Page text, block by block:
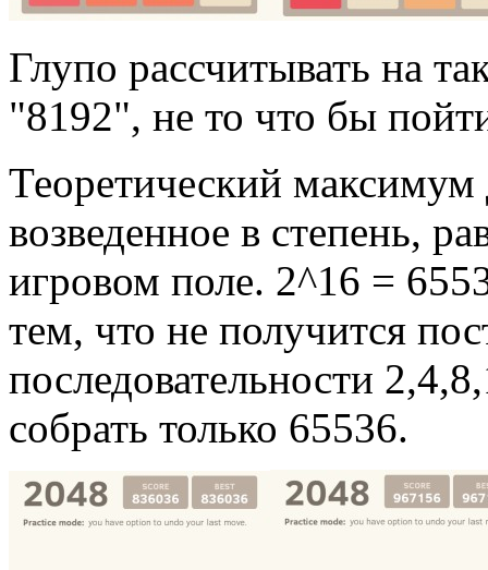
Глупо рассчитывать на
"8192", не то что бы
Теоретический максимум
возведенное в степень,
игровом поле. 2^16 =
тем, что не получится
последовательности
собрать только 65536.